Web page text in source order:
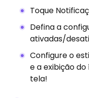
Toque
Defina a
ativadas/
Configure o
e a exibição
tela!